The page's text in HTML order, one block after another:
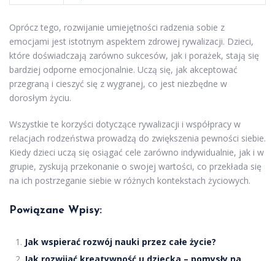
Oprócz tego, rozwijanie umiejętności radzenia sobie z
emocjami jest istotnym aspektem zdrowej rywalizacji. Dzieci,
które doświadczają zarówno sukcesów, jak i porażek, stają się
bardziej odporne emocjonalnie. Uczą się, jak akceptować
przegraną i cieszyć się z wygranej, co jest niezbędne w
dorosłym życiu.
Wszystkie te korzyści dotyczące rywalizacji i współpracy w
relacjach rodzeństwa prowadzą do zwiększenia pewności siebie.
Kiedy dzieci uczą się osiągać cele zarówno indywidualnie, jak i w
grupie, zyskują przekonanie o swojej wartości, co przekłada się
na ich postrzeganie siebie w różnych kontekstach życiowych.
Powiązane Wpisy:
Jak wspierać rozwój nauki przez całe życie?